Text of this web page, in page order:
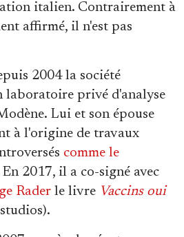
italien. Contrairement à
affirmé, il n'est pas
2004 la société
laboratoire privé d'analyse
Lui et son épouse
à l'origine de travaux
comme le
En 2017, il a co-signé avec
Rader le livre Vaccins oui